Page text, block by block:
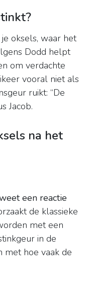
oksels, waar het
Dodd helpt
om verdachte
vooral niet als
ruikt: “De
Jacob.
na het
een reactie
de klassieke
met een
in de
met hoe vaak de